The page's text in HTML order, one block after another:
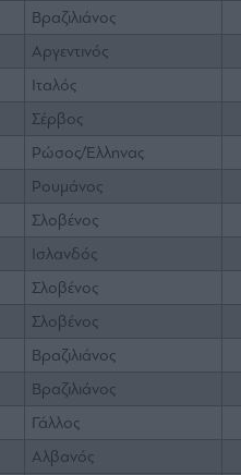
Βραζιλιάνος
Αργεντινός
Ιταλός
Σέρβος
Ρώσος/Έλληνας
Ρουμάνος
Σλοβένος
Ισλανδός
Σλοβένος
Σλοβένος
Βραζιλιάνος
Βραζιλιάνος
Γάλλος
Αλβανός